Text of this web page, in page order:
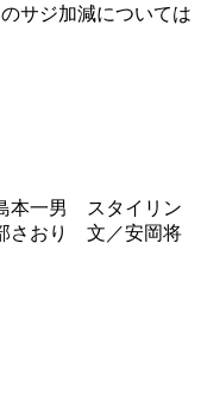
サジ加減については
本一男 スタイリン
さおり 文／安岡将